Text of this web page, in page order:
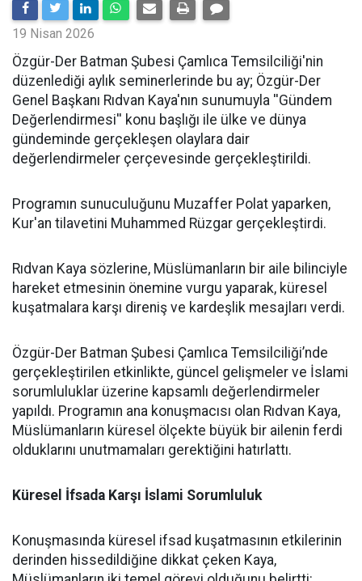
19 Nisan 2026
​Özgür-Der Batman Şubesi Çamlıca Temsilciliği'nin
düzenlediği aylık seminerlerinde bu ay; Özgür-Der
Genel Başkanı Rıdvan Kaya'nın sunumuyla ''Gündem
Değerlendirmesi'' konu başlığı ile ülke ve dünya
gündeminde gerçekleşen olaylara dair
değerlendirmeler çerçevesinde gerçekleştirildi.
Programın sunuculuğunu Muzaffer Polat yaparken,
Kur'an tilavetini Muhammed Rüzgar gerçekleştirdi.
Rıdvan Kaya sözlerine, Müslümanların bir aile bilinciyle
hareket etmesinin önemine vurgu yaparak, küresel
kuşatmalara karşı direniş ve kardeşlik mesajları verdi.
Özgür-Der Batman Şubesi Çamlıca Temsilciliği’nde
gerçekleştirilen etkinlikte, güncel gelişmeler ve İslami
sorumluluklar üzerine kapsamlı değerlendirmeler
yapıldı. Programın ana konuşmacısı olan Rıdvan Kaya,
Müslümanların küresel ölçekte büyük bir ailenin ferdi
olduklarını unutmamaları gerektiğini hatırlattı.
Küresel İfsada Karşı İslami Sorumluluk
Konuşmasında küresel ifsad kuşatmasının etkilerinin
derinden hissedildiğine dikkat çeken Kaya,